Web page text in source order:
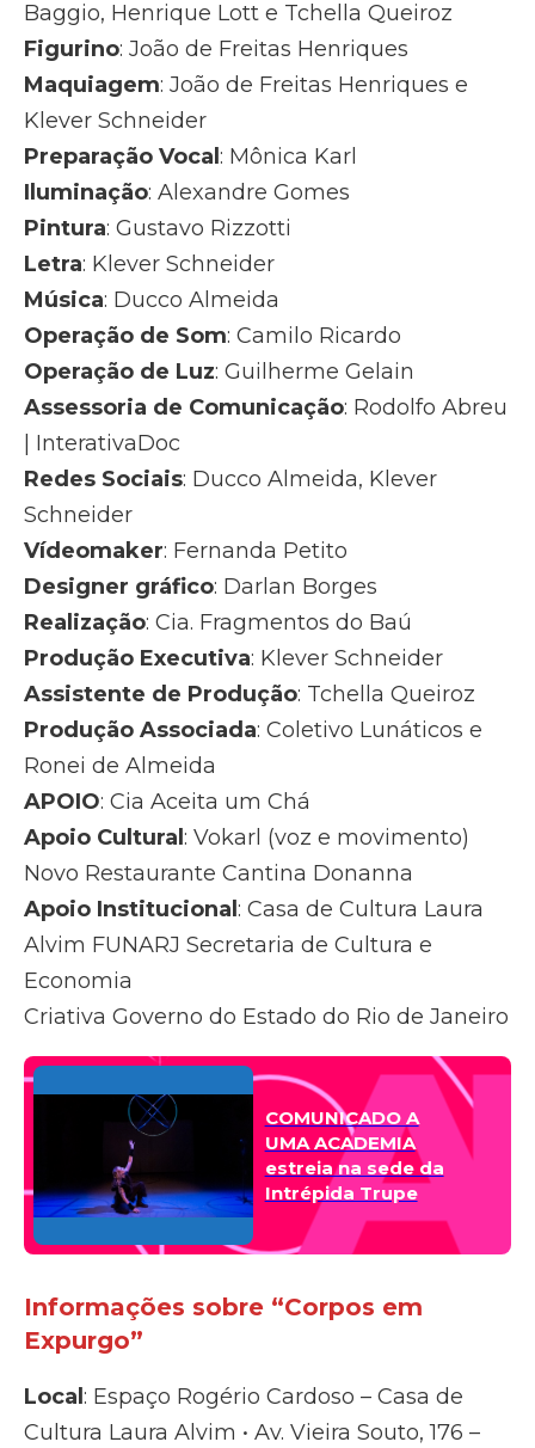
Baggio, Henrique Lott e Tchella Queiroz
Figurino: João de Freitas Henriques
Maquiagem: João de Freitas Henriques e
Klever Schneider
Preparação Vocal: Mônica Karl
Iluminação: Alexandre Gomes
Pintura: Gustavo Rizzotti
Letra: Klever Schneider
Música: Ducco Almeida
Operação de Som: Camilo Ricardo
Operação de Luz: Guilherme Gelain
Assessoria de Comunicação: Rodolfo Abreu
| InterativaDoc
Redes Sociais: Ducco Almeida, Klever
Schneider
Vídeomaker: Fernanda Petito
Designer gráfico: Darlan Borges
Realização: Cia. Fragmentos do Baú
Produção Executiva: Klever Schneider
Assistente de Produção: Tchella Queiroz
Produção Associada: Coletivo Lunáticos e
Ronei de Almeida
APOIO: Cia Aceita um Chá
Apoio Cultural: Vokarl (voz e movimento)
Novo Restaurante Cantina Donanna
Apoio Institucional: Casa de Cultura Laura
Alvim FUNARJ Secretaria de Cultura e
Economia
Criativa Governo do Estado do Rio de Janeiro
COMUNICADO A
UMA ACADEMIA
estreia na sede da
Intrépida Trupe
Informações sobre “Corpos em
Expurgo”
Local: Espaço Rogério Cardoso – Casa de
Cultura Laura Alvim • Av. Vieira Souto, 176 –